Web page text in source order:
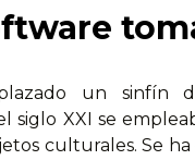
un sinfín
siglo XXI se
culturales. Se